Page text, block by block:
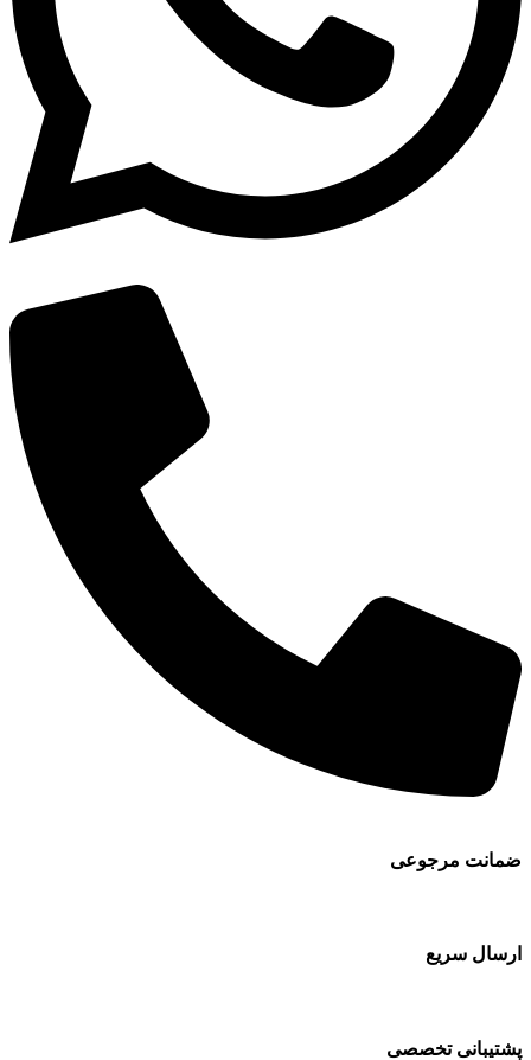
ضمانت مرجوعی
ارسال سریع
پشتیبانی تخصصی